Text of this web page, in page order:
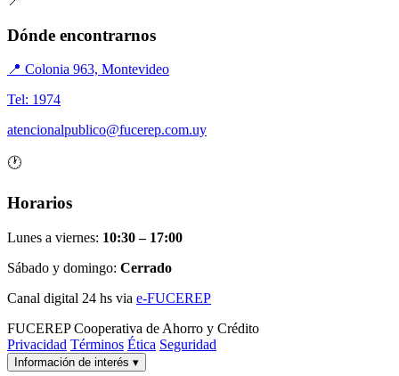
Dónde encontrarnos
📍 Colonia 963, Montevideo
Tel: 1974
atencionalpublico@fucerep.com.uy
🕐
Horarios
Lunes a viernes: 10:30 – 17:00
Sábado y domingo: Cerrado
Canal digital 24 hs via e-FUCEREP
FUCEREP Cooperativa de Ahorro y Crédito
Privacidad Términos Ética Seguridad
Información de interés ▾